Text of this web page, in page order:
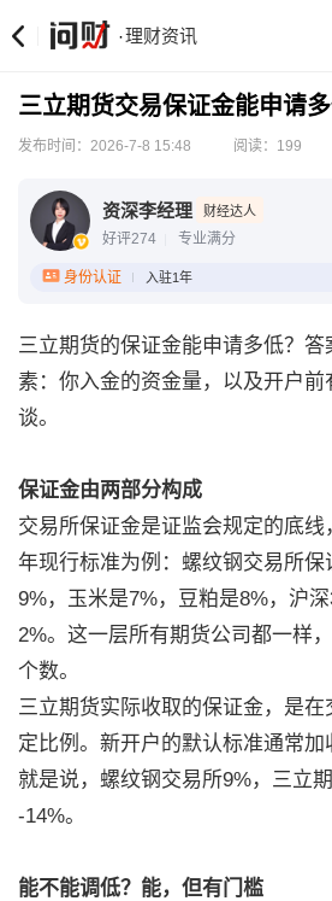
·理财资讯
三立期货交易保证金能申请多
发布时间：2026-7-8 15:48 阅读：199
资深李经理 财经达人
好评274 专业满分
身份认证 入驻1年
三立期货的保证金能申请多低？答
素：你入金的资金量，以及开户
谈。
保证金由两部分构成
交易所保证金是证监会规定的底线
年现行标准为例：螺纹钢交易所保
9%，玉米是7%，豆粕是8%，沪
2%。这一层所有期货公司都一样
个数。
三立期货实际收取的保证金，是
定比例。新开户的默认标准通常加
就是说，螺纹钢交易所9%，三立
-14%。
能不能调低？能，但有门槛